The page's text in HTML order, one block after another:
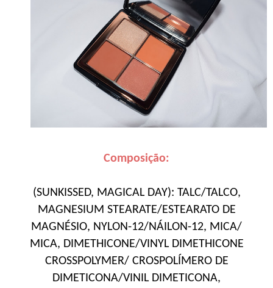
Composição:
(SUNKISSED, MAGICAL DAY): TALC/TALCO,
MAGNESIUM STEARATE/ESTEARATO DE
MAGNÉSIO, NYLON-12/NÁILON-12, MICA/
MICA, DIMETHICONE/VINYL DIMETHICONE
CROSSPOLYMER/ CROSPOLÍMERO DE
DIMETICONA/VINIL DIMETICONA,